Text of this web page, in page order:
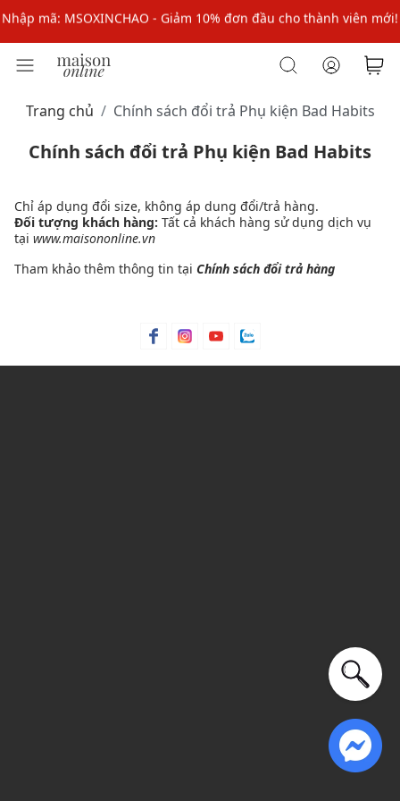
Nhập mã: MSOXINCHAO - Giảm 10% đơn đầu cho thành viên mới!
Nhập mã MSOPAY100: giảm ngay 10% khi thanh toán trực tuyến
Nhập mã: MSOXINCHAO - Giảm 10% đơn đầu cho thành viên mới!
Trang chủ Chính sách đổi trả Phụ kiện Bad Habits
Chính sách đổi trả Phụ kiện Bad Habits
Chỉ áp dụng đổi size, không áp dung đổi/trả hàng.
Đối tượng khách hàng: Tất cả khách hàng sử dụng dịch vụ
tại www.maisononline.vn
Tham khảo thêm thông tin tại Chính sách đổi trả hàng